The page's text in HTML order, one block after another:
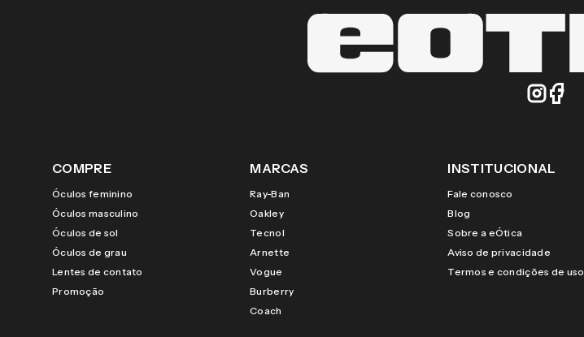
COMPRE
Óculos feminino
Óculos masculino
Óculos de sol
Óculos de grau
Lentes de contato
Promoção
MARCAS
Ray-Ban
Oakley
Tecnol
Arnette
Vogue
Burberry
Coach
INSTITUCIONAL
Fale conosco
Blog
Sobre a eÓtica
Aviso de privacidade
Termos e condições de uso